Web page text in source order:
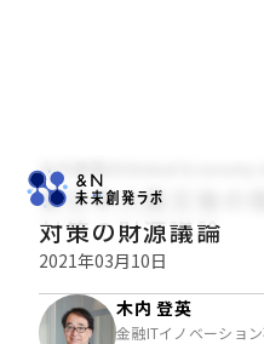
木内登英のGlobal Economy
東日本大震災後の
対策の財源議論
2021年03月10日
木内 登英
金融ITイノベーショ